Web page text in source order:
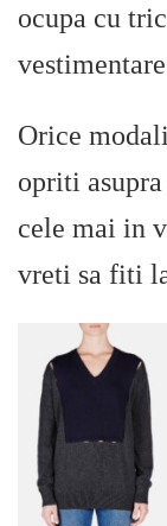
ocupa cu
Orice
opriti
cele mai in
vreti sa fiti